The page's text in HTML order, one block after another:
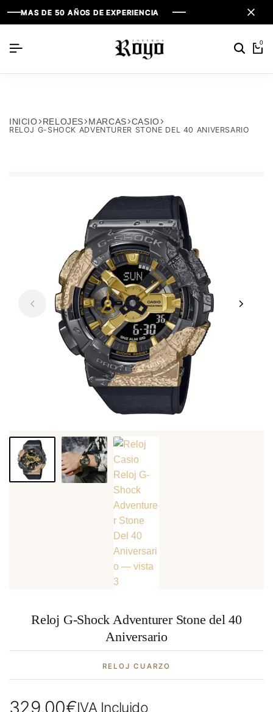
DE 50 AÑOS DE EXPERIENCIA
DE 50 AÑOS DE EXPERIENCIA
DE 50 AÑOS DE EXPERIENCIA
0
INICIO RELOJES MARCAS CASIO
RELOJ G-SHOCK ADVENTURER STONE DEL 40 ANIVERSARIO
Reloj G-Shock Adventurer Stone del 40
Aniversario
RELOJ CUARZO
329,00€IVA Incluido